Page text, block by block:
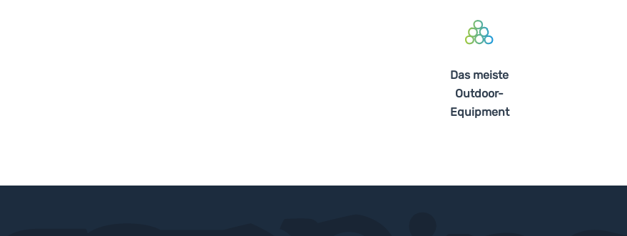
Das meiste
Outdoor-
Equipment